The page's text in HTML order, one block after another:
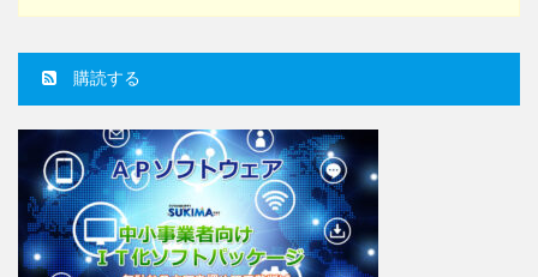
購読する